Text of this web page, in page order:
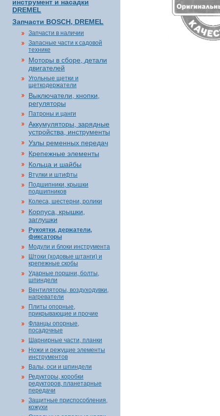
инструмент и насадки
DREMEL
Запчасти BOSCH, DREMEL
Запчасти в наличии
Запасные части к садовой
технике
Моторы в сборе, детали
двигателей
Угольные щетки и
щеткодержатели
Выключатели, кнопки,
регуляторы
Патроны и цанги
Аккумуляторы, зарядные
устройства, инструменты
Узлы ременных передач
Крепежные элементы
Кольца и шайбы
Втулки и штифты
Подшипники, крышки
подшипников
Колеса, шестерни, ролики
Корпуса, крышки,
заглушки
Рукоятки, держатели,
фиксаторы
Модули и блоки инструмента
Штоки (ходовые штанги) и
крепежные скобы
Ударные поршни, болты,
шпиндели
Вентиляторы, воздуходувки,
нагреватели
Плиты опорные,
прикрывающие и прочие
Фланцы опорные,
посадочные
Шарнирные части, планки
Ножи и режущие элементы
инструментов
Валы, оси и шпиндели
Редукторы, коробки
редукторов, планетарные
передачи
Защитные приспособления,
кожухи